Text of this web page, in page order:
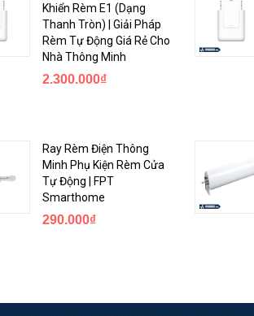
ngón tay, nặng chỉ 30gram, và đặc biệt, sử dụng
trong cùng hệ thống với nhau.
bằng ứng dụng Lumi Life.
Khiển Rèm E1 (Dạng
Thanh Tròn) | Giải Pháp
Rèm Tự Động Giá Rẻ Cho
Nhà Thông Minh
2.300.000₫
Ray Rèm Điện Thông
Minh Phụ Kiện Rèm Cửa
Tự Động | FPT
Smarthome
290.000₫